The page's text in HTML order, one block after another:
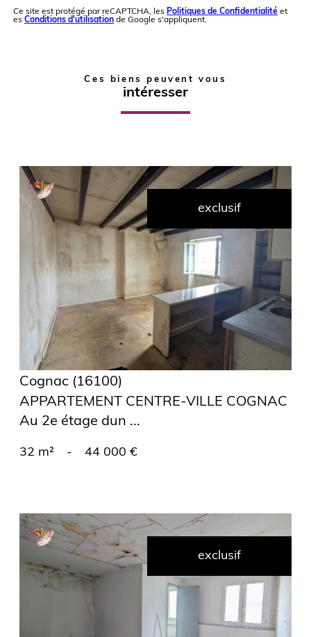
Ce site est protégé par reCAPTCHA, les Politiques de Confidentialité et
es Conditions d'utilisation de Google s'appliquent.
Ces biens peuvent vous
intéresser
exclusif
voir le
bien
Cognac (16100)
APPARTEMENT CENTRE-VILLE COGNAC
Au 2e étage dun ...
32 m² - 44 000 €
exclusif
voir le
bien